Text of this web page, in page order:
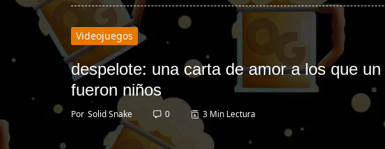
Videojuegos
despelote: una carta de amor a los que
fueron niños
Por Solid Snake 0 3 Min Lectura